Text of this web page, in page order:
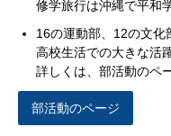
修学旅行は沖縄で平和
16の運動部、12の文化
高校生活での大きな活
詳しくは、部活動のペ
部活動のページ